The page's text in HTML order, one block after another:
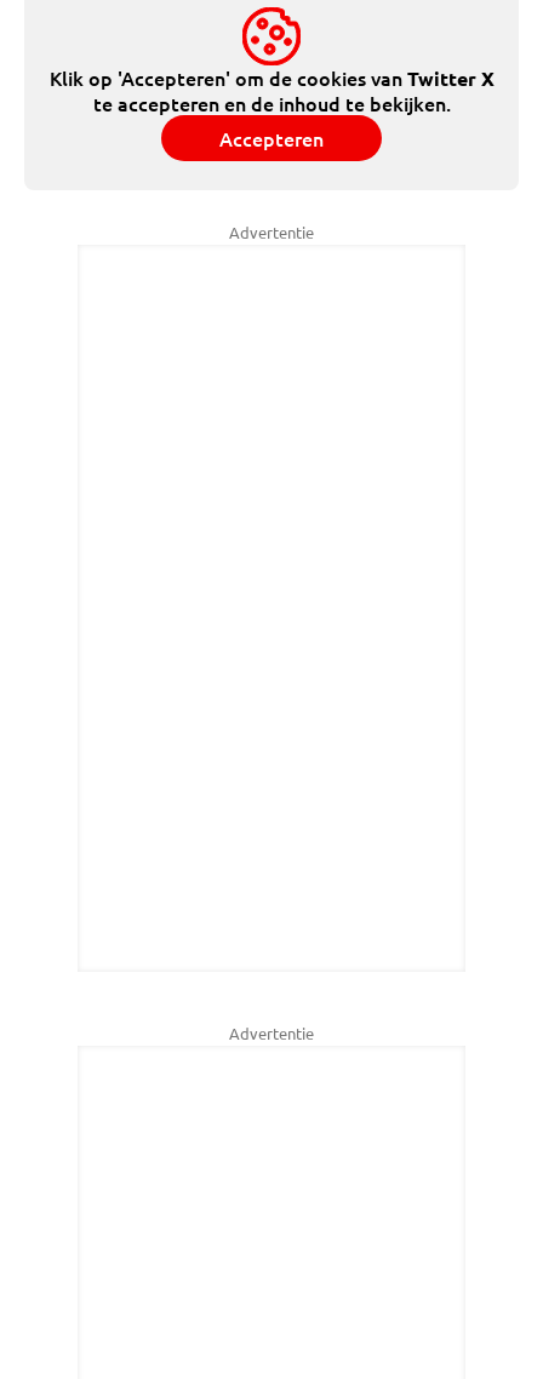
Klik op 'Accepteren' om de cookies vanTwitter X
te accepteren en de inhoud te bekijken.
Accepteren
Advertentie
Advertentie